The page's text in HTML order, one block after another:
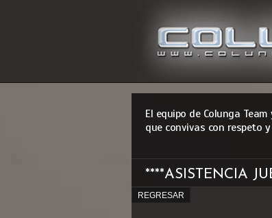
El equipo de Colunga
que convivas con respeto
****ASISTENCIA
REGRESAR